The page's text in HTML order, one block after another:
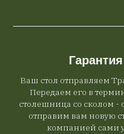
Ваш стол отправляем
Передаем его в
столешница со сколом -
отправим вам новую
компанией сами